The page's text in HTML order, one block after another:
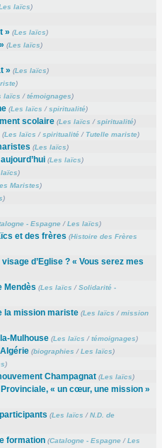
laïcs)
» (Les laïcs)
(Les laïcs)
» (Les laïcs)
)
laïcs /témoignages)
(Les laïcs /spiritualité)
scolaire (Les laïcs / spiritualité)
(Les laïcs /spiritualité/ Tutelle mariste)
(Les laïcs)
(Les laïcs)
)
Maristes)
)
- Espagne/Les laïcs)
et des frères (Histoire des Frères
d’Eglise ? « Vous serez mes
Mendès (Les laïcs /Solidarité -
la mission mariste (Les laïcs /mission
Mulhouse (Les laïcs /témoignages)
(biographies /Les laïcs)
)
Champagnat (Les laïcs)
« un cœur, une mission »
(Les laïcs /N.D. de
formation (Catalogne - Espagne/Les